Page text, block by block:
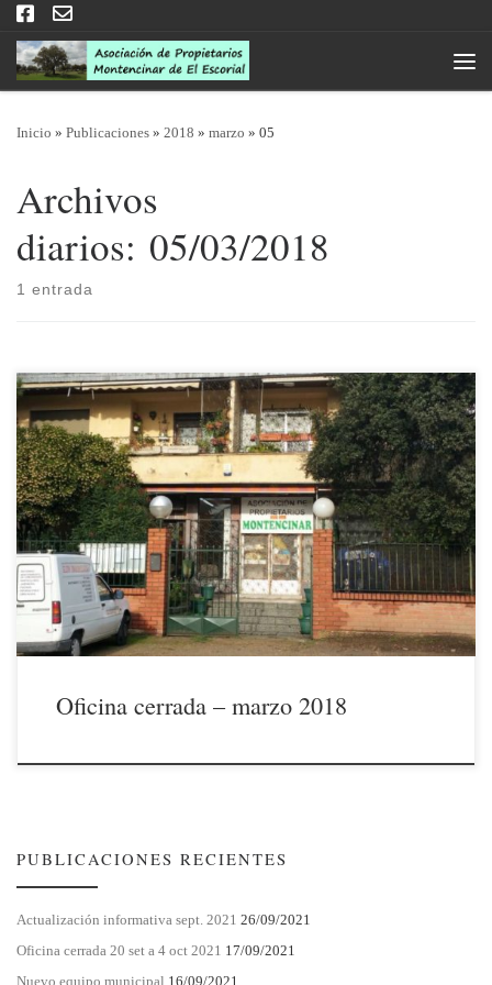
Inicio » Publicaciones » 2018 » marzo » 05
Archivos
diarios: 05/03/2018
1 entrada
05/03/2018 Por vacaciones de nuestra administrativo la oficina
permanecerá cerrada desde el día 7/3/2018 hasta el 21/03/2018 ambos
inclusive. Para cualquier asunto urgente pueden ponerse en contacto
por medio de nuestro correo electrónico. La JUNTA DIRECTIVA
Oficina cerrada – marzo 2018
PUBLICACIONES RECIENTES
Actualización informativa sept. 2021 26/09/2021
Oficina cerrada 20 set a 4 oct 2021 17/09/2021
Nuevo equipo municipal 16/09/2021